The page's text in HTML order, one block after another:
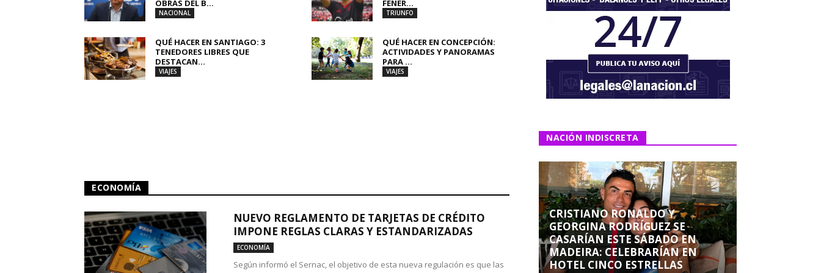
OBRAS DEL B...
NACIONAL
FENER...
TRIUNFO
QUÉ HACER EN SANTIAGO: 3
TENEDORES LIBRES QUE
DESTACAN...
VIAJES
QUÉ HACER EN CONCEPCIÓN:
ACTIVIDADES Y PANORAMAS
PARA ...
VIAJES
ECONOMÍA
NUEVO REGLAMENTO DE TARJETAS DE CRÉDITO
IMPONE REGLAS CLARAS Y ESTANDARIZADAS
ECONOMÍA
Según informó el Sernac, el objetivo de esta nueva regulación es que las
NACIÓN INDISCRETA
CRISTIANO RONALDO Y
GEORGINA RODRÍGUEZ SE
CASARÍAN ESTE SÁBADO EN
MADEIRA: CELEBRARÍAN EN
HOTEL CINCO ESTRELLAS